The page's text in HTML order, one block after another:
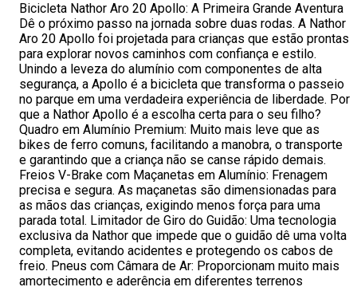
Bicicleta Nathor Aro 20 Apollo: A Primeira Grande Aventura
Dê o próximo passo na jornada sobre duas rodas. A Nathor
Aro 20 Apollo foi projetada para crianças que estão prontas
para explorar novos caminhos com confiança e estilo.
Unindo a leveza do alumínio com componentes de alta
segurança, a Apollo é a bicicleta que transforma o passeio
no parque em uma verdadeira experiência de liberdade. Por
que a Nathor Apollo é a escolha certa para o seu filho?
Quadro em Alumínio Premium: Muito mais leve que as
bikes de ferro comuns, facilitando a manobra, o transporte
e garantindo que a criança não se canse rápido demais.
Freios V-Brake com Maçanetas em Alumínio: Frenagem
precisa e segura. As maçanetas são dimensionadas para
as mãos das crianças, exigindo menos força para uma
parada total. Limitador de Giro do Guidão: Uma tecnologia
exclusiva da Nathor que impede que o guidão dê uma volta
completa, evitando acidentes e protegendo os cabos de
freio. Pneus com Câmara de Ar: Proporcionam muito mais
amortecimento e aderência em diferentes terrenos